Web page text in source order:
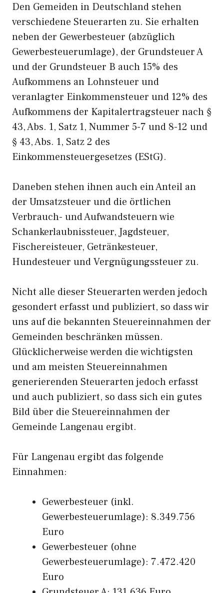
Den Gemeiden in Deutschland stehen
verschiedene Steuerarten zu. Sie erhalten
neben der Gewerbesteuer (abzüglich
Gewerbesteuerumlage), der Grundsteuer A
und der Grundsteuer B auch 15% des
Aufkommens an Lohnsteuer und
veranlagter Einkommensteuer und 12% des
Aufkommens der Kapitalertragsteuer nach §
43, Abs. 1, Satz 1, Nummer 5-7 und 8-12 und
§ 43, Abs. 1, Satz 2 des
Einkommensteuergesetzes (EStG).
Daneben stehen ihnen auch ein Anteil an
der Umsatzsteuer und die örtlichen
Verbrauch- und Aufwandsteuern wie
Schankerlaubnissteuer, Jagdsteuer,
Fischereisteuer, Getränkesteuer,
Hundesteuer und Vergnügungssteuer zu.
Nicht alle dieser Steuerarten werden jedoch
gesondert erfasst und publiziert, so dass wir
uns auf die bekannten Steuereinnahmen der
Gemeinden beschränken müssen.
Glücklicherweise werden die wichtigsten
und am meisten Steuereinnahmen
generierenden Steuerarten jedoch erfasst
und auch publiziert, so dass sich ein gutes
Bild über die Steuereinnahmen der
Gemeinde Langenau ergibt.
Für Langenau ergibt das folgende
Einnahmen:
Gewerbesteuer (inkl.
Gewerbesteuerumlage): 8.349.756
Euro
Gewerbesteuer (ohne
Gewerbesteuerumlage): 7.472.420
Euro